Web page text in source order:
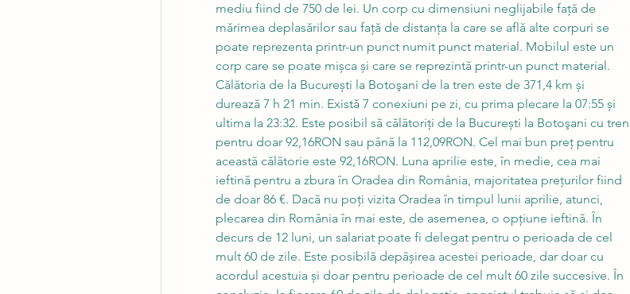
mediu fiind de 750 de lei. Un corp cu dimensiuni neglijabile față de
mărimea deplasărilor sau față de distanța la care se află alte corpuri se
poate reprezenta printr-un punct numit punct material. Mobilul este un
corp care se poate mișca și care se reprezintă printr-un punct material.
Călătoria de la București la Botoşani de la tren este de 371,4 km și
durează 7 h 21 min. Există 7 conexiuni pe zi, cu prima plecare la 07:55 și
ultima la 23:32. Este posibil să călătoriți de la București la Botoşani cu tren
pentru doar 92,16RON sau până la 112,09RON. Cel mai bun preț pentru
această călătorie este 92,16RON. Luna aprilie este, în medie, cea mai
ieftină pentru a zbura în Oradea din România, majoritatea prețurilor fiind
de doar 86 €. Dacă nu poți vizita Oradea în timpul lunii aprilie, atunci,
plecarea din România în mai este, de asemenea, o opțiune ieftină. În
decurs de 12 luni, un salariat poate fi delegat pentru o perioada de cel
mult 60 de zile. Este posibilă depășirea acestei perioade, dar doar cu
acordul acestuia și doar pentru perioade de cel mult 60 zile succesive. În